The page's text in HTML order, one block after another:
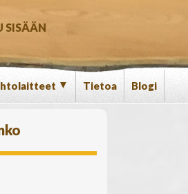
SISÄÄN
▼ Tietoa Blogi